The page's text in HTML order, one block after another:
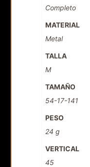
Completo
MATERIAL
Metal
TALLA
M
TAMAÑO
54-17-141
PESO
24 g
VERTICAL
45